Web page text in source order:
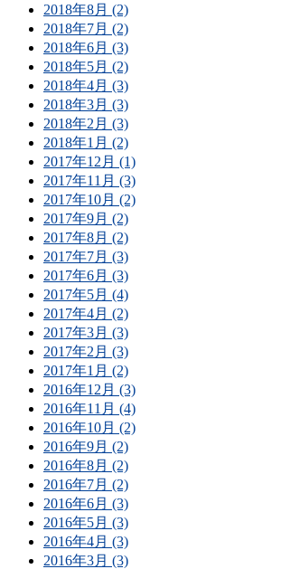
2018年8月 (2)
2018年7月 (2)
2018年6月 (3)
2018年5月 (2)
2018年4月 (3)
2018年3月 (3)
2018年2月 (3)
2018年1月 (2)
2017年12月 (1)
2017年11月 (3)
2017年10月 (2)
2017年9月 (2)
2017年8月 (2)
2017年7月 (3)
2017年6月 (3)
2017年5月 (4)
2017年4月 (2)
2017年3月 (3)
2017年2月 (3)
2017年1月 (2)
2016年12月 (3)
2016年11月 (4)
2016年10月 (2)
2016年9月 (2)
2016年8月 (2)
2016年7月 (2)
2016年6月 (3)
2016年5月 (3)
2016年4月 (3)
2016年3月 (3)